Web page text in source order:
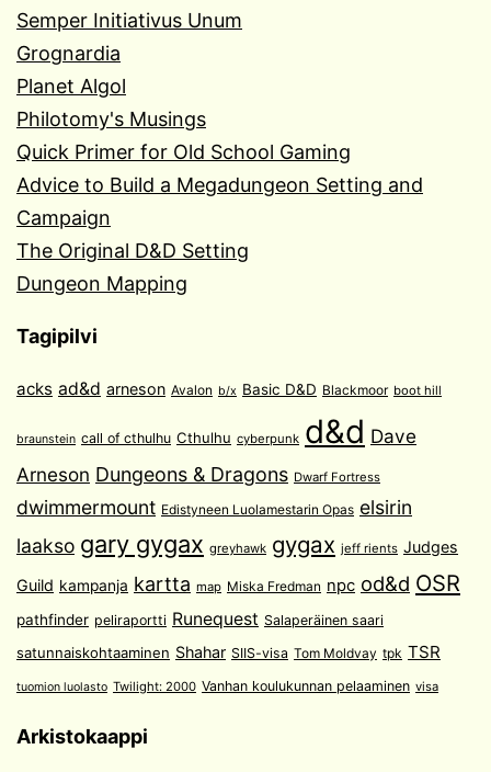
Semper Initiativus Unum
Grognardia
Planet Algol
Philotomy's Musings
Quick Primer for Old School Gaming
Advice to Build a Megadungeon Setting and
Campaign
The Original D&D Setting
Dungeon Mapping
Tagipilvi
acks ad&d arneson Avalon b/x Basic D&D Blackmoor boot hill
braunstein call of cthulhu Cthulhu cyberpunk d&d Dave
Arneson Dungeons & Dragons Dwarf Fortress
dwimmermount Edistyneen Luolamestarin Opas elsirin
laakso gary gygax greyhawk gygax jeff rients Judges
Guild kampanja kartta map Miska Fredman npc od&d OSR
pathfinder peliraportti Runequest Salaperäinen saari
satunnaiskohtaaminen Shahar SIIS-visa Tom Moldvay tpk TSR
tuomion luolasto Twilight: 2000 Vanhan koulukunnan pelaaminen visa
Arkistokaappi